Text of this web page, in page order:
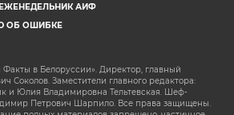
АИФ
ОБ ОШИБКЕ
в Белоруссии». Директор, главный
Соколов. Заместители главного редактора:
и Юлия Владимировна Тельтевская. Шеф-
Петрович Шарпило. Все права защищены.